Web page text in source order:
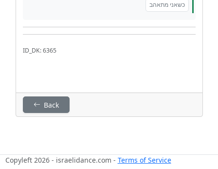
כשאני מתאהב
ID_DK: 6365
Back
Copyleft 2026 - israelidance.com - Terms of Service